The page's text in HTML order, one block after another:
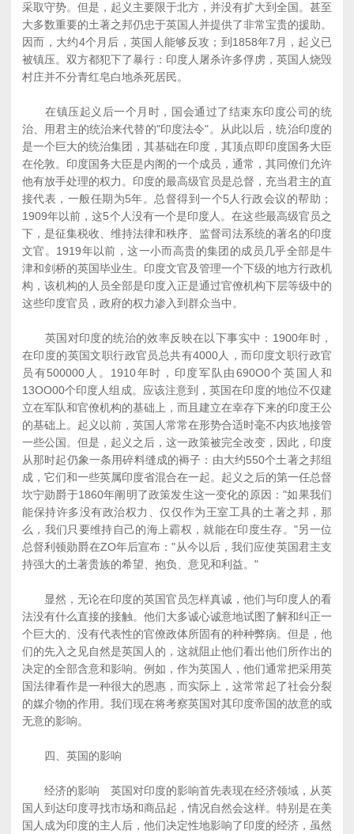
采取守势。但是，起义主要限于北方，并没有扩大到全国。甚至
大多数重要的土著之邦仍忠于英国人并提供了非常宝贵的援助。
因而，大约4个月后，英国人能够反攻；到1858年7月，起义已
被镇压。双方都犯下了暴行：印度人屠杀许多俘虏，英国人烧毁
村庄并不分青红皂白地杀死居民。
在镇压起义后一个月时，国会通过了结束东印度公司的统
治、用君主的统治来代替的"印度法令"。从此以后，统治印度的
是一个巨大的统治集团，其基础在印度，其顶点即印度国务大臣
在伦敦。印度国务大臣是内阁的一个成员，通常，其同僚们允许
他有放手处理的权力。印度的最高级官员是总督，充当君主的直
接代表，一般任期为5年。总督得到一个5人行政会议的帮助；
1909年以前，这5个人没有一个是印度人。在这些最高级官员之
下，是征集税收、维持法律和秩序、监督司法系统的著名的印度
文官。1919年以前，这一小而高贵的集团的成员几乎全部是牛
津和剑桥的英国毕业生。印度文官及管理一个下级的地方行政机
构，该机构的人员全部是印度入正是通过官僚机构下层等级中的
这些印度官员，政府的权力渗入到群众当中。
英国对印度的统治的效率反映在以下事实中：1900年时，
在印度的英国文职行政官员总共有4000人，而印度文职行政官
员有500000人。1910年时，印度军队由690O0个英国人和
13OO00个印度人组成。应该注意到，英国在印度的地位不仅建
立在军队和官僚机构的基础上，而且建立在幸存下来的印度王公
的基础上。起义以前，英国人常常在形势合适时毫不内疚地接管
一些公国。但是，起义之后，这一政策被完全改变，因此，印度
从那时起仍象一条用碎料缝成的褥子：由大约550个土著之邦组
成，它们和一些英属印度省混合在一起。起义之后的第一任总督
坎宁勋爵于1860年阐明了政策发生这一变化的原因："如果我们
能保持许多没有政治权力、仅仅作为王室工具的土著之邦，那
么，我们只要维持自己的海上霸权，就能在印度生存。"另一位
总督利顿勋爵在ZO年后宣布："从今以后，我们应使英国君主支
持强大的土著贵族的希望、抱负、意见和利益。"
显然，无论在印度的英国官员怎样真诚，他们与印度人的看
法没有什么直接的接触。他们大多诚心诚意地试图了解和纠正一
个巨大的、没有代表性的官僚政体所固有的种种弊病。但是，他
们的先入之见自然是英国人的，这就阻止他们看出他们所作出的
决定的全部含意和影响。例如，作为英国人，他们通常把采用英
国法律看作是一种很大的恩惠，而实际上，这常常起了社会分裂
的媒介物的作用。我们现在将考察英国对其印度帝国的故意的或
无意的影响。
四、英国的影响
经济的影响 英国对印度的影响首先表现在经济领域，从英
国人到达印度寻找市场和商品起，情况自然会这样。特别是在美
国人成为印度的主人后，他们决定性地影响了印度的经济，虽然